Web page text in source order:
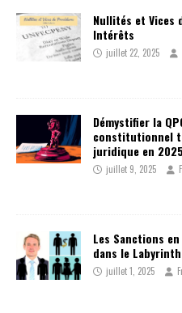
Nullités et Vices
Intérêts
juillet 22, 2025
Démystifier la
constitutionnel
juridique en 2025
juillet 9, 2025
Les Sanctions
dans le
juillet 1, 2025